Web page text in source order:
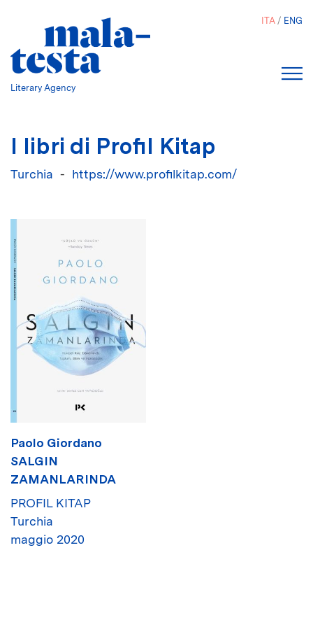
Literary Agency
ITA ENG
I libri di Profil Kitap
Turchia https://www.profilkitap.com/
Paolo Giordano
SALGIN
ZAMANLARINDA
PROFIL KITAP
Turchia
maggio 2020